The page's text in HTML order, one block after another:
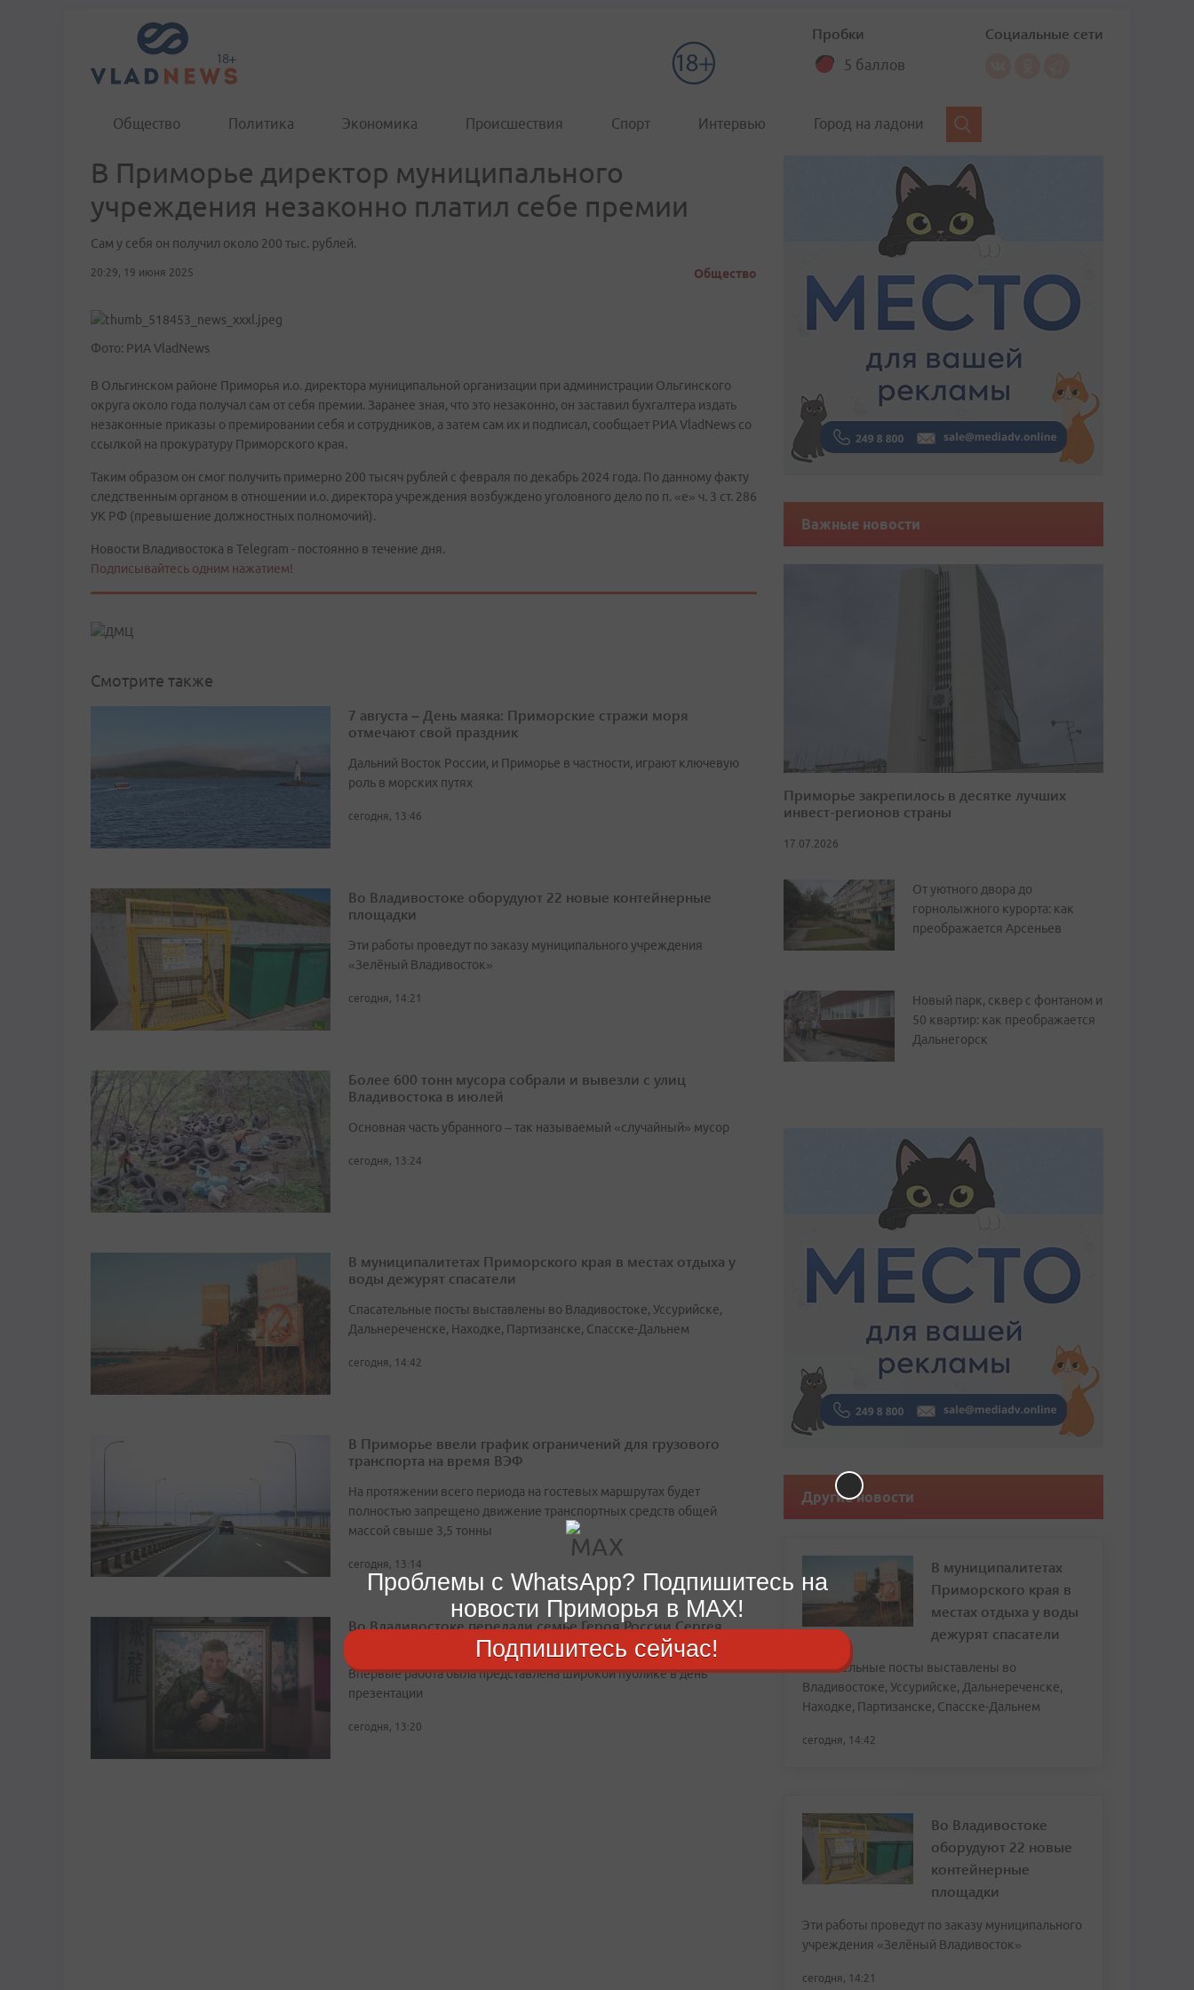
Пробки
5 баллов
Социальные сети
Общество Политика Экономика Происшествия Спорт Интервью Город на ладони
В Приморье директор муниципального
учреждения незаконно платил себе премии
Сам у себя он получил около 200 тыс. рублей.
20:29, 19 июня 2025 Общество
Фото: РИА VladNews
В Ольгинском районе Приморья и.о. директора муниципальной организации при администрации Ольгинского
округа около года получал сам от себя премии. Заранее зная, что это незаконно, он заставил бухгалтера издать
незаконные приказы о премировании себя и сотрудников, а затем сам их и подписал, сообщает РИА VladNews со
ссылкой на прокуратуру Приморского края.
Таким образом он смог получить примерно 200 тысяч рублей с февраля по декабрь 2024 года. По данному факту
следственным органом в отношении и.о. директора учреждения возбуждено уголовного дело по п. «е» ч. 3 ст. 286
УК РФ (превышение должностных полномочий).
Новости Владивостока в Telegram - постоянно в течение дня.
Подписывайтесь одним нажатием!
Смотрите также
7 августа – День маяка: Приморские стражи моря
отмечают свой праздник
Дальний Восток России, и Приморье в частности, играют ключевую
роль в морских путях
сегодня, 13:46
Во Владивостоке оборудуют 22 новые контейнерные
площадки
Эти работы проведут по заказу муниципального учреждения
«Зелёный Владивосток»
сегодня, 14:21
Более 600 тонн мусора собрали и вывезли с улиц
Владивостока в июлей
Основная часть убранного – так называемый «случайный» мусор
сегодня, 13:24
В муниципалитетах Приморского края в местах отдыха у
воды дежурят спасатели
Спасательные посты выставлены во Владивостоке, Уссурийске,
Дальнереченске, Находке, Партизанске, Спасске-Дальнем
сегодня, 14:42
В Приморье ввели график ограничений для грузового
транспорта на время ВЭФ
На протяжении всего периода на гостевых маршрутах будет
полностью запрещено движение транспортных средств общей
массой свыше 3,5 тонны
сегодня, 13:14
Во Владивостоке передали семье Героя России Сергея
Ефремова его портрет
Впервые работа была представлена широкой публике в день
презентации
сегодня, 13:20
Важные новости
Приморье закрепилось в десятке лучших
инвест-регионов страны
17.07.2026
От уютного двора до
горнолыжного курорта: как
преображается Арсеньев
Новый парк, сквер с фонтаном и
50 квартир: как преображается
Дальнегорск
Другие новости
В муниципалитетах
Приморского края в
местах отдыха у воды
дежурят спасатели
Спасательные посты выставлены во
Владивостоке, Уссурийске, Дальнереченске,
Находке, Партизанске, Спасске-Дальнем
сегодня, 14:42
Во Владивостоке
оборудуют 22 новые
контейнерные
площадки
Эти работы проведут по заказу муниципального
учреждения «Зелёный Владивосток»
сегодня, 14:21
Проблемы с WhatsApp? Подпишитесь на
новости Приморья в MAX!
Подпишитесь сейчас!